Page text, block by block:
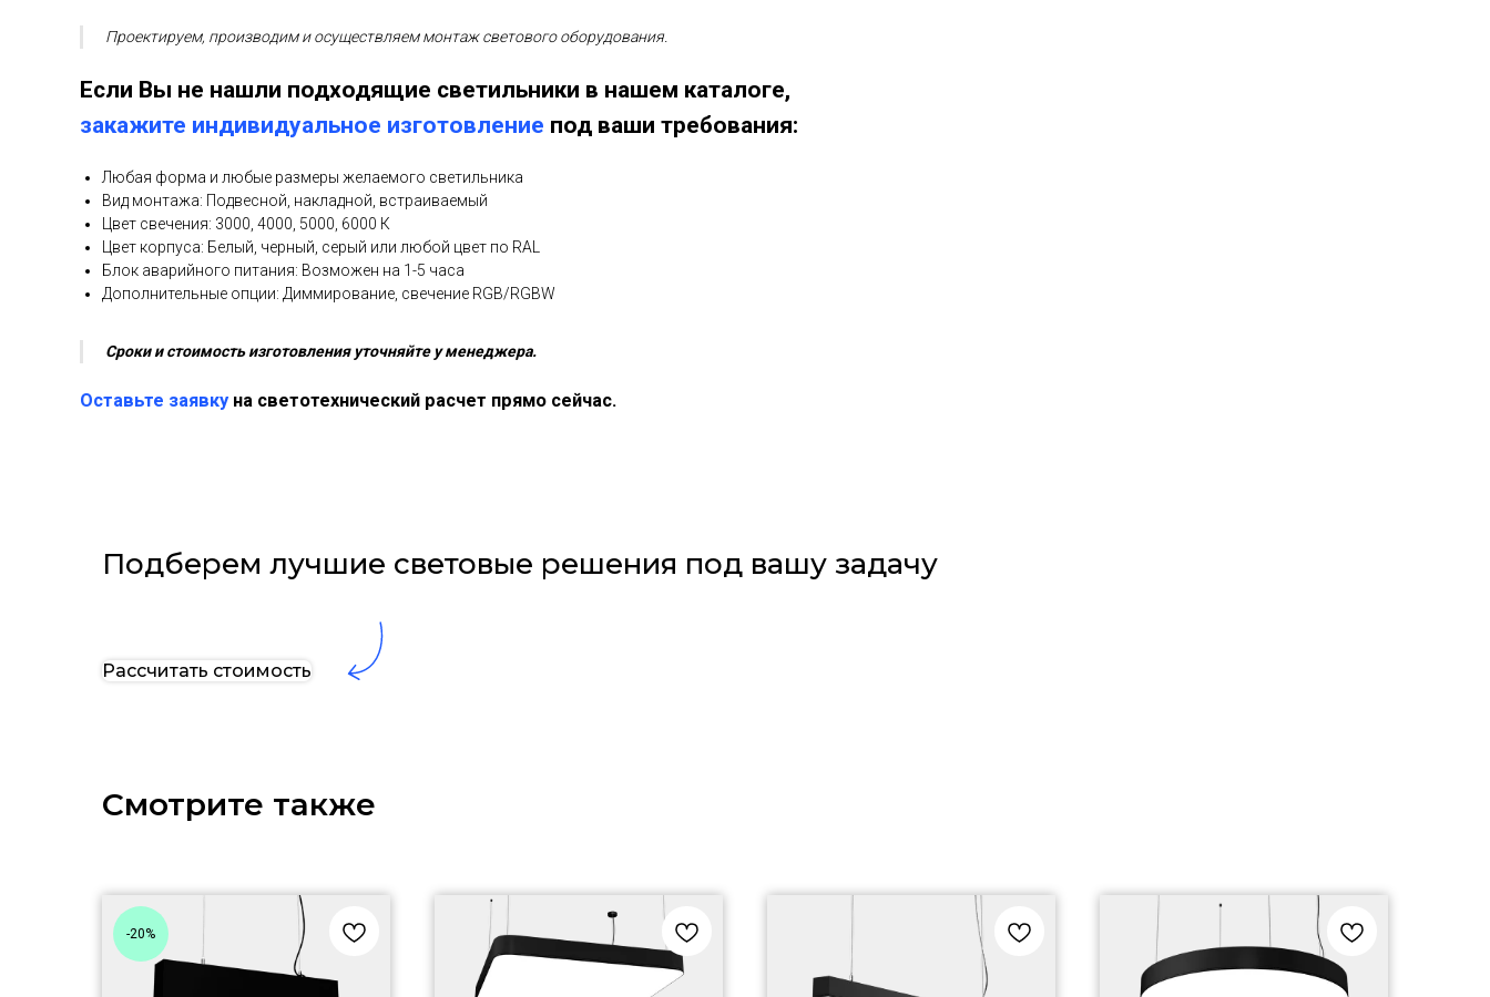
Проектируем, производим и осуществляем монтаж светового оборудования.
Если Вы не нашли подходящие светильники в нашем каталоге,
закажите индивидуальное изготовление под ваши требования:
Любая форма и любые размеры желаемого светильника
Вид монтажа: Подвесной, накладной, встраиваемый
Цвет свечения: 3000, 4000, 5000, 6000 К
Цвет корпуса: Белый, черный, серый или любой цвет по RAL
Блок аварийного питания: Возможен на 1-5 часа
Дополнительные опции: Диммирование, свечение RGB/RGBW
Сроки и стоимость изготовления уточняйте у менеджера.
Оставьте заявку на светотехнический расчет прямо сейчас.
Подберем лучшие световые решения под вашу задачу
Рассчитать стоимость
Смотрите также
-20%